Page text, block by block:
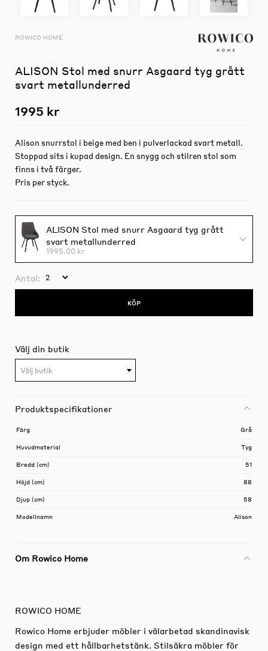
ROWICO HOME
ALISON Stol med snurr Asgaard tyg grått
svart metallunderred
1995 kr
Alison snurrstol i beige med ben i pulverlackad svart metall.
Stoppad sits i kupad design. En snygg och stilren stol som
finns i två färger.
Pris per styck.
ALISON Stol med snurr Asgaard tyg grått
svart metallunderred
1995.00 kr
Antal:
KÖP
Välj din butik
Välj butik
Produktspecifikationer
Färg Grå
Huvudmaterial Tyg
Bredd (cm) 51
Höjd (cm) 88
Djup (cm) 58
Modellnamn Alison
Om Rowico Home
ROWICO HOME
Rowico Home erbjuder möbler i välarbetad skandinavisk
design med ett hållbarhetstänk. Stilsäkra möbler för